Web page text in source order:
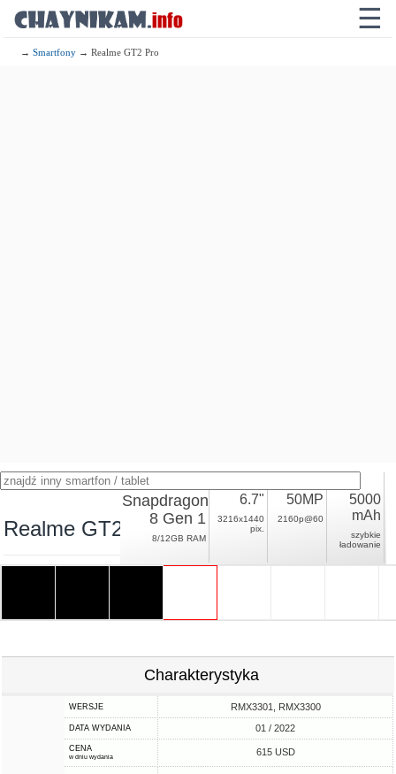
☰
→Smartfony → Realme GT2 Pro
Realme GT2 Pro
Snapdragon
8 Gen 1
8/12GB RAM
6.7"
3216x1440
pix.
50MP
2160p@60
5000
mAh
szybkie
ładowanie
Charakterystyka
WERSJE RMX3301, RMX3300
DATA WYDANIA 01 / 2022
CENA
w dniu wydania 615 USD